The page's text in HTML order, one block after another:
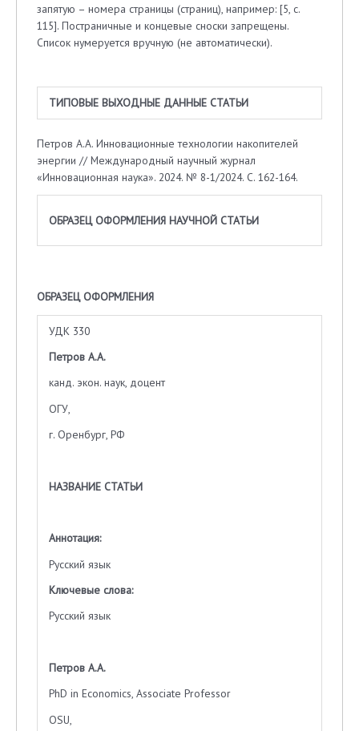
запятую – номера страницы (страниц), например: [5, с.
115]. Постраничные и концевые сноски запрещены.
Список нумеруется вручную (не автоматически).
ТИПОВЫЕ ВЫХОДНЫЕ ДАННЫЕ СТАТЬИ
Петров А.А. Инновационные технологии накопителей
энергии // Международный научный журнал
«Инновационная наука». 2024. № 8-1/2024. С. 162-164.
ОБРАЗЕЦ ОФОРМЛЕНИЯ НАУЧНОЙ СТАТЬИ
ОБРАЗЕЦ ОФОРМЛЕНИЯ
УДК 330
Петров А.А.
канд. экон. наук, доцент
ОГУ,
г. Оренбург, РФ
НАЗВАНИЕ СТАТЬИ
Аннотация:
Русский язык
Ключевые слова:
Русский язык
Петров А.А.
PhD in Economics, Associate Professor
OSU,